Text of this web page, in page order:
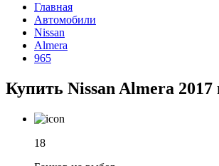
Главная
Автомобили
Nissan
Almera
965
Купить Nissan Almera
18